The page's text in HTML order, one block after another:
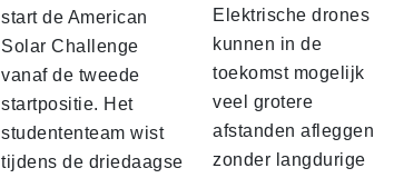
start de American
Solar Challenge
vanaf de tweede
startpositie. Het
studententeam wist
tijdens de driedaagse
Elektrische drones
kunnen in de
toekomst mogelijk
veel grotere
afstanden afleggen
zonder langdurige